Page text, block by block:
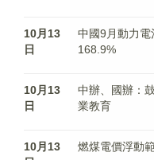
10月13
日
中國9月動力
168.9%
10月13
日
中辦、國辦：
業教育
10月13
燃煤電價浮動